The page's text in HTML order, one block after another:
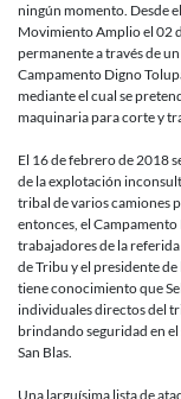
ningún momento. Desde
Movimiento Amplio el 02
permanente a través de
Campamento Digno
mediante el cual se
maquinaria para corte y
El 16 de febrero de 2018
de la explotación
tribal de varios camiones
entonces, el
trabajadores de la
de Tribu y el presidente
tiene conocimiento que
individuales directos del
brindando seguridad en
San Blas.
Una larguísima lista de